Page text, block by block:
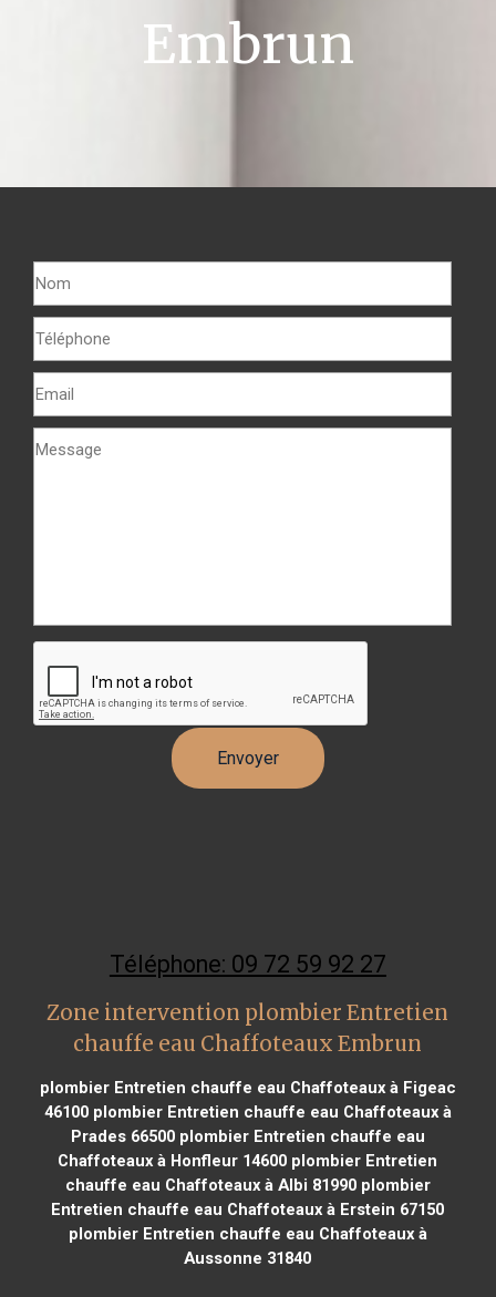
Embrun
Téléphone: 09 72 59 92 27
Zone intervention plombier Entretien
chauffe eau Chaffoteaux Embrun
plombier Entretien chauffe eau Chaffoteaux à Figeac
46100plombier Entretien chauffe eau Chaffoteaux à
Prades 66500plombier Entretien chauffe eau
Chaffoteaux à Honfleur 14600 plombier Entretien
chauffe eau Chaffoteaux à Albi 81990plombier
Entretien chauffe eau Chaffoteaux à Erstein 67150
plombier Entretien chauffe eau Chaffoteaux à
Aussonne 31840